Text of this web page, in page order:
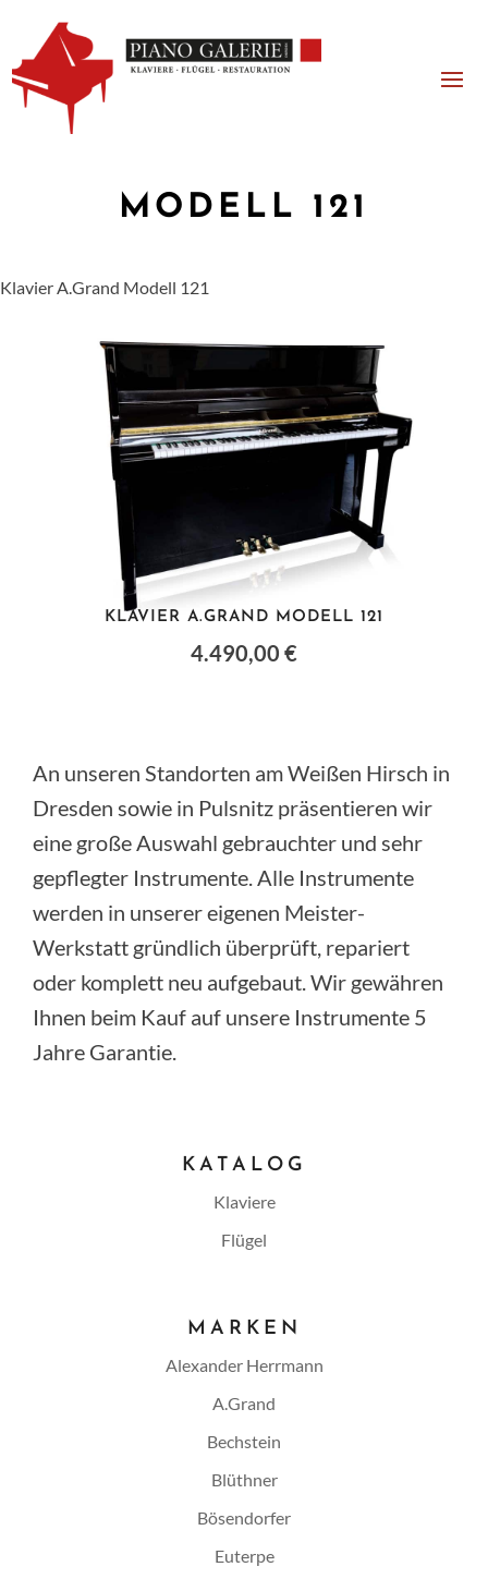
MODELL 121
Klavier A.Grand Modell 121
KLAVIER A.GRAND MODELL 121
4.490,00 €
An unseren Standorten am Weißen Hirsch in
Dresden sowie in Pulsnitz präsentieren wir
eine große Auswahl gebrauchter und sehr
gepflegter Instrumente. Alle Instrumente
werden in unserer eigenen Meister-
Werkstatt gründlich überprüft, repariert
oder komplett neu aufgebaut. Wir gewähren
Ihnen beim Kauf auf unsere Instrumente 5
Jahre Garantie.
KATALOG
Klaviere
Flügel
MARKEN
Alexander Herrmann
A.Grand
Bechstein
Blüthner
Bösendorfer
Euterpe